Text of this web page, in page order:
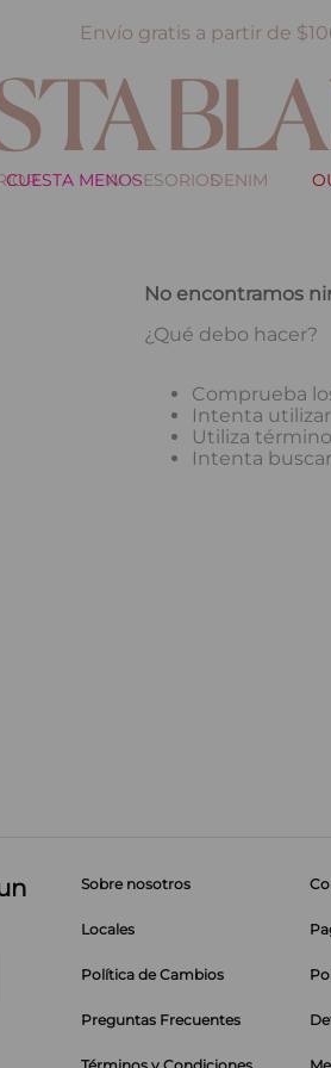
Envío gratis a partir de
CUESTA MENOSACCESORIOSDENIM
No encontramos
¿Qué debo hacer?
Comprueba
Intenta
Utiliza
Intenta
Sobre nosotros
Locales
Política de Cambios
Preguntas Frecuentes